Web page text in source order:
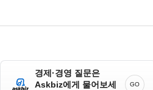
경제·경영 질문은
Askbiz에게 물어보세
GO